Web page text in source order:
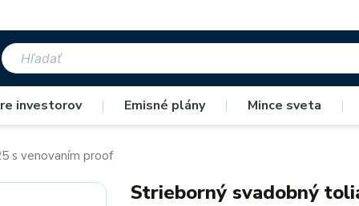
investorov | Emisné plány | Mince sveta |
s venovaním proof
Strieborný svadobný